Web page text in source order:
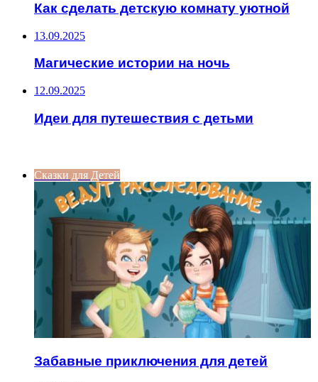
Как сделать детскую комнату уютной
13.09.2025
Магические истории на ночь
12.09.2025
Идеи для путешествия с детьми
Сказки для Детей
Забавные приключения для детей